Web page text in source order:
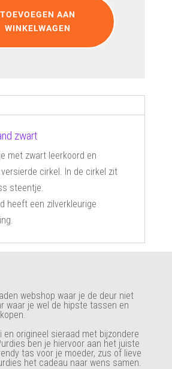
TOEVOEGEN AAN
WINKELWAGEN
zwart
met zwart leerkoord en
cirkel. In de cirkel zit
steentje.
heeft een zilverkleurige
webshop waar je de deur niet
waar je wel de hipste tassen en
en origineel sieraad met bijzondere
ben je hiervoor aan het juiste
tas voor je moeder, zus of lieve
het cadeau naar wens samen.